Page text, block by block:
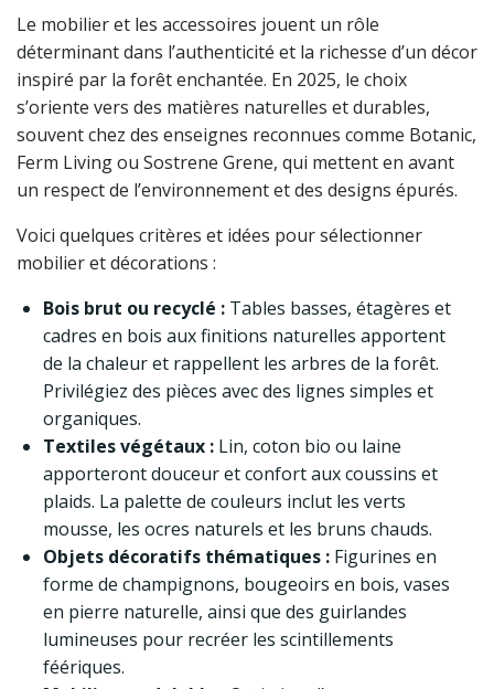
Le mobilier et les accessoires jouent un rôle
déterminant dans l’authenticité et la richesse d’un décor
inspiré par la forêt enchantée. En 2025, le choix
s’oriente vers des matières naturelles et durables,
souvent chez des enseignes reconnues comme Botanic,
Ferm Living ou Sostrene Grene, qui mettent en avant
un respect de l’environnement et des designs épurés.
Voici quelques critères et idées pour sélectionner
mobilier et décorations :
Bois brut ou recyclé : Tables basses, étagères et
cadres en bois aux finitions naturelles apportent
de la chaleur et rappellent les arbres de la forêt.
Privilégiez des pièces avec des lignes simples et
organiques.
Textiles végétaux : Lin, coton bio ou laine
apporteront douceur et confort aux coussins et
plaids. La palette de couleurs inclut les verts
mousse, les ocres naturels et les bruns chauds.
Objets décoratifs thématiques : Figurines en
forme de champignons, bougeoirs en bois, vases
en pierre naturelle, ainsi que des guirlandes
lumineuses pour recréer les scintillements
féériques.